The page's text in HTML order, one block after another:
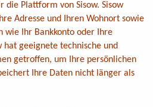
die Plattform von Sisow. Sisow
Adresse und Ihren Wohnort sowie
wie Ihr Bankkonto oder Ihre
hat geeignete technische und
getroffen, um Ihre persönlichen
Ihre Daten nicht länger als